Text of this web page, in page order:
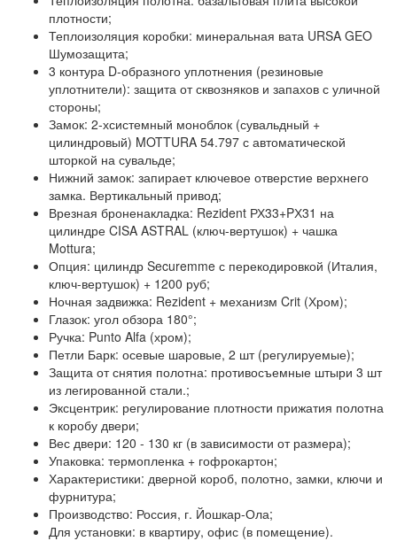
плотности;
Теплоизоляция коробки: минеральная вата URSA GEO
Шумозащита;
3 контура D-образного уплотнения (резиновые
уплотнители): защита от сквозняков и запахов с уличной
стороны;
Замок: 2-хсистемный моноблок (сувальдный +
цилиндровый) MOTTURA 54.797 с автоматической
шторкой на сувальде;
Нижний замок: запирает ключевое отверстие верхнего
замка. Вертикальный привод;
Врезная броненакладка: Rezident РХ33+PХ31 на
цилиндре CISA ASTRAL (ключ-вертушок) + чашка
Mottura;
Опция: цилиндр Securemme с перекодировкой (Италия,
ключ-вертушок) + 1200 руб;
Ночная задвижка: Rezident + механизм Crit (Хром);
Глазок: угол обзора 180°;
Ручка: Punto Alfa (хром);
Петли Барк: осевые шаровые, 2 шт (регулируемые);
Защита от снятия полотна: противосъемные штыри 3 шт
из легированной стали.;
Эксцентрик: регулирование плотности прижатия полотна
к коробу двери;
Вес двери: 120 - 130 кг (в зависимости от размера);
Упаковка: термопленка + гофрокартон;
Характеристики: дверной короб, полотно, замки, ключи и
фурнитура;
Производство: Россия, г. Йошкар-Ола;
Для установки: в квартиру, офис (в помещение).